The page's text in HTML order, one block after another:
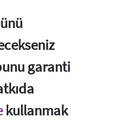
garanti
kullanmak